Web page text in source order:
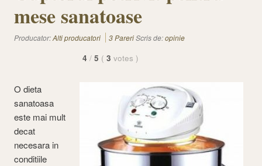
mese sanatoase
Producator:Alti producatori 3 PareriScris de:opinie
4 / 5 ( 3 votes )
O dieta
sanatoasa
este mai mult
decat
necesara in
conditiile